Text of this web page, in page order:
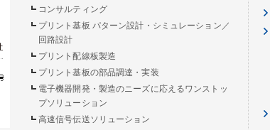
コンサルティング
プリント基板 パターン設計・シミュレーション／
回路設計
プリント配線板製造
プリント基板の部品調達・実装
電子機器開発・製造のニーズに応えるワンストッ
プソリューション
高速信号伝送ソリューション